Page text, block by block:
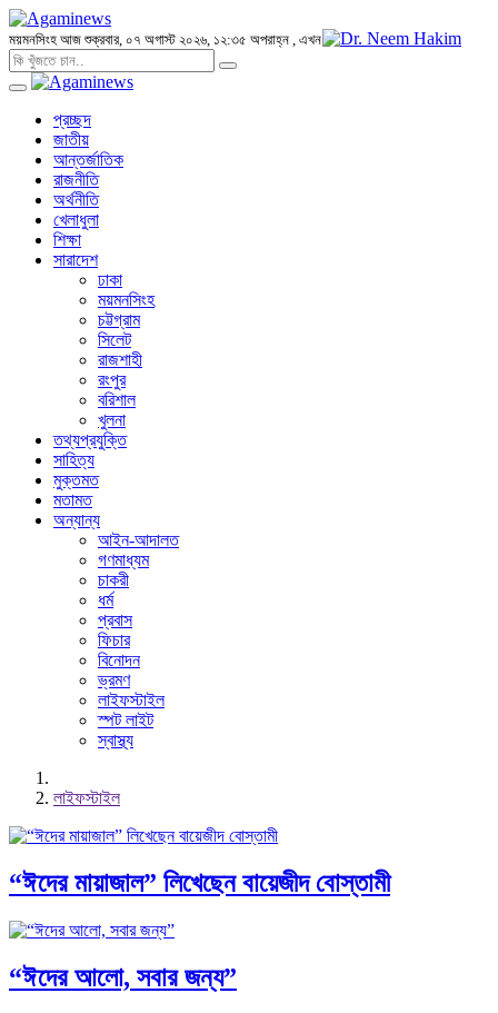
ময়মনসিংহ আজ শুক্রবার, ০৭ অগাস্ট ২০২৬, ১২:৩৫ অপরাহ্ন , এখন
প্রচ্ছদ
জাতীয়
আন্তর্জাতিক
রাজনীতি
অর্থনীতি
খেলাধুলা
শিক্ষা
সারাদেশ
ঢাকা
ময়মনসিংহ
চট্টগ্রাম
সিলেট
রাজশাহী
রংপুর
বরিশাল
খুলনা
তথ্যপ্রযুক্তি
সাহিত্য
মুক্তমত
মতামত
অন্যান্য
আইন-আদালত
গণমাধ্যম
চাকরী
ধর্ম
প্রবাস
ফিচার
বিনোদন
ভ্রমণ
লাইফস্টাইল
স্পট লাইট
স্বাস্থ্য
লাইফস্টাইল
“ঈদের মায়াজাল” লিখেছেন বায়েজীদ বোস্তামী
“ঈদের আলো, সবার জন্য”